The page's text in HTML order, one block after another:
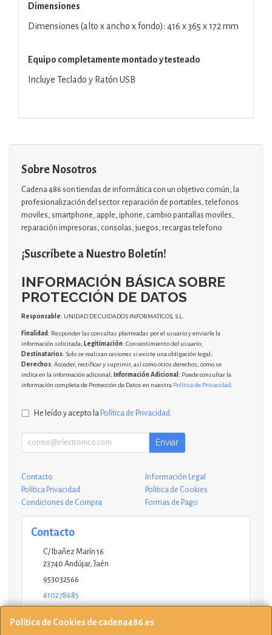
Dimensiones
Dimensiones (alto x ancho x fondo): 416 x 365 x 172 mm
Equipo completamente montado y testeado
Incluye Teclado y Ratón USB
Política de Cookies de cadena486.es
Sobre Nosotros
Cadena 486 son tiendas de informática con un objetivo común, la
profesionalización del sector. reparación de portatiles, telefonos
moviles, smartphone, apple, iphone, cambio pantallas moviles,
reparación impresoras, consolas, juegos, recargas telefono
¡Suscríbete a Nuestro Boletín!
INFORMACIÓN BÁSICA SOBRE
PROTECCIÓN DE DATOS
Responsable: UNIDAD DE CUIDADOS INFORMATICOS, S.L.
Finalidad: Responder las consultas planteadas por el usuario y enviarle la
información solicitada; Legitimación: Consentimiento del usuario;
Destinatarios: Solo se realizan cesiones si existe una obligación legal;
Derechos: Acceder, rectificar y suprimir, así como otros derechos, como se
indica en la información adicional; Información Adicional : Puede consultar la
información completa de Protección de Datos en nuestra Política de Privacidad
He leído y acepto la Política de Privacidad
Enviar
Contacto
Información Legal
Política Privacidad
Política de Cookies
Condiciones de Compra
Formas de Pago
Contacto
C/ Ibañez Marín 16
23740 Andújar, Jaén
953032566
610278685